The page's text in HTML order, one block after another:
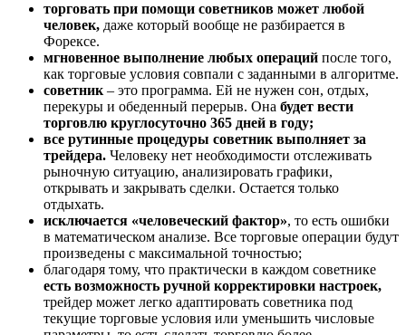
торговать при помощи советников может любой
человек, даже который вообще не разбирается в
Форексе.
мгновенное выполнение любых операций после того,
как торговые условия совпали с заданными в алгоритме.
советник– это программа. Ей не нужен сон, отдых,
перекуры и обеденный перерыв. Она будет вести
торговлю круглосуточно 365 дней в году;
все рутинные процедуры советник выполняет за
трейдера. Человеку нет необходимости отслеживать
рыночную ситуацию, анализировать графики,
открывать и закрывать сделки. Остается только
отдыхать.
исключается «человеческий фактор», то есть ошибки
в математическом анализе. Все торговые операции будут
произведены с максимальной точностью;
благодаря тому, что практически в каждом советнике
есть возможность ручной корректировки настроек,
трейдер может легко адаптировать советника под
текущие торговые условия или уменьшить числовые